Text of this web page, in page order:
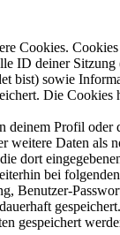
Cookies.
ID deiner
bist) sowie
Die
Profil
Daten
dort
bei
Benutzer-
gespeichert.
gespeichert